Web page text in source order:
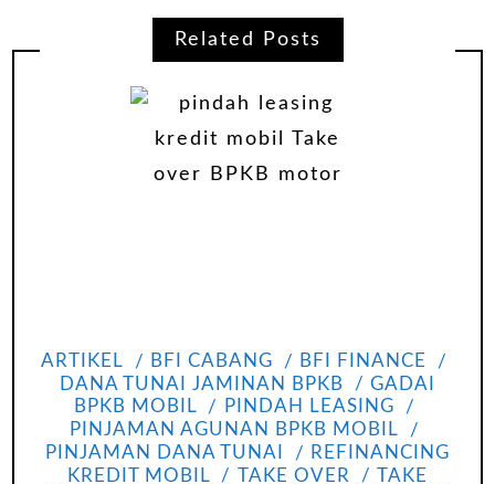
Related Posts
ARTIKEL BFI CABANG
BFI FINANCE
DANA TUNAI JAMINAN BPKB
GADAI
BPKB MOBIL
PINDAH LEASING
PINJAMAN AGUNAN BPKB MOBIL
PINJAMAN DANA TUNAI
REFINANCING
KREDIT MOBIL
TAKE OVER
TAKE